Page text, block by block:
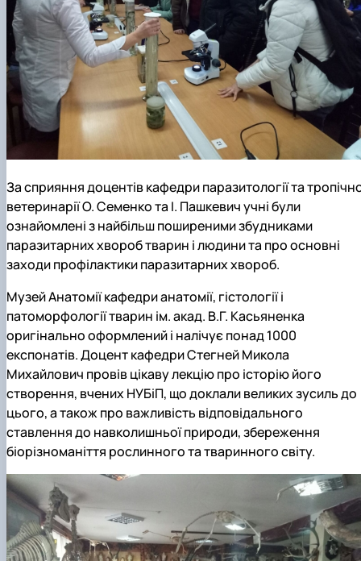
За сприяння доцентів кафедри паразитології та
ветеринарії О. Семенко та І. Пашкевич учні були
ознайомлені з найбільш поширеними збудниками
паразитарних хвороб тварин і людини та про основні
заходи профілактики паразитарних хвороб.
Музей Анатомії кафедри анатомії, гістології і
патоморфології тварин ім. акад. В.Г. Касьяненка
оригінально оформлений і налічує понад 1000
експонатів. Доцент кафедри Стегней Микола
Михайлович провів цікаву лекцію про історію його
створення, вчених НУБіП, що доклали великих зусиль до
цього, а також про важливість відповідального
ставлення до навколишньої природи, збереження
біорізноманіття рослинного та тваринного світу.